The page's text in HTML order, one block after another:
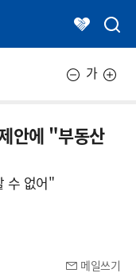
가
안에 "부동산
수 없어"
메일쓰기